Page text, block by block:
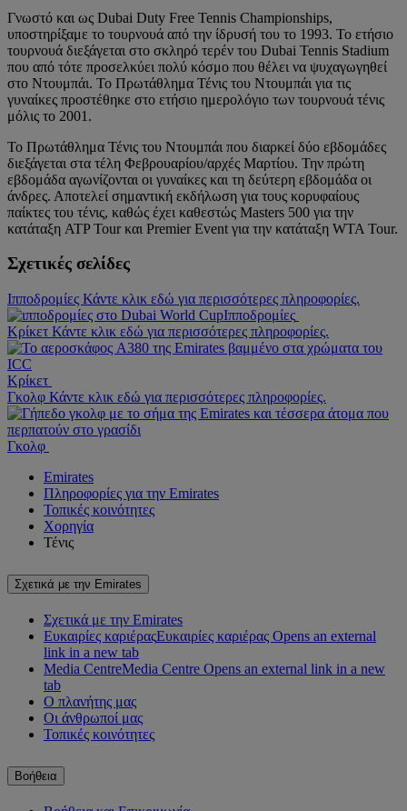
Γνωστό και ως Dubai Duty Free Tennis Championships,
υποστηρίξαμε το τουρνουά από την ίδρυσή του το 1993. Το ετήσιο
τουρνουά διεξάγεται στο σκληρό τερέν του Dubai Tennis Stadium
που από τότε προσελκύει πολύ κόσμο που θέλει να ψυχαγωγηθεί
στο Ντουμπάι. Το Πρωτάθλημα Τένις του Ντουμπάι για τις
γυναίκες προστέθηκε στο ετήσιο ημερολόγιο των τουρνουά τένις
μόλις το 2001.
Το Πρωτάθλημα Τένις του Ντουμπάι που διαρκεί δύο εβδομάδες
διεξάγεται στα τέλη Φεβρουαρίου/αρχές Μαρτίου. Την πρώτη
εβδομάδα αγωνίζονται οι γυναίκες και τη δεύτερη εβδομάδα οι
άνδρες. Αποτελεί σημαντική εκδήλωση για τους κορυφαίους
παίκτες του τένις, καθώς έχει καθεστώς Masters 500 για την
κατάταξη ATP Tour και Premier Event για την κατάταξη WTA Tour.
Σχετικές σελίδες
Ιπποδρομίες Κάντε κλικ εδώ για περισσότερες πληροφορίες.
Ιπποδρομίες
Κρίκετ Κάντε κλικ εδώ για περισσότερες πληροφορίες.
Κρίκετ
Γκολφ Κάντε κλικ εδώ για περισσότερες πληροφορίες.
Γκολφ
Emirates
Πληροφορίες για την Emirates
Τοπικές κοινότητες
Χορηγία
Τένις
Σχετικά με την Emirates
Σχετικά με την Emirates
Ευκαιρίες καριέραςΕυκαιρίες καριέρας Opens an external
link in a new tab
Media CentreMedia Centre Opens an external link in a new
tab
Ο πλανήτης μας
Οι άνθρωποί μας
Τοπικές κοινότητες
Βοήθεια